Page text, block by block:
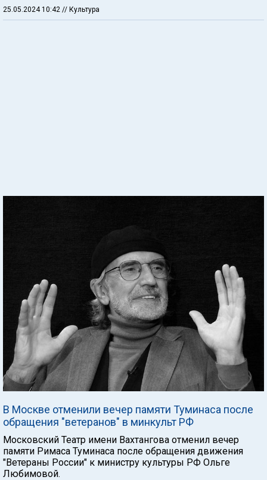
25.05.2024 10:42 // Культура
В Москве отменили вечер памяти Туминаса после
обращения "ветеранов" в минкульт РФ
Московский Театр имени Вахтангова отменил вечер
памяти Римаса Туминаса после обращения движения
"Ветераны России" к министру культуры РФ Ольге
Любимовой.